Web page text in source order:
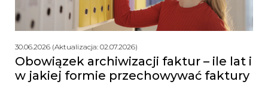
30.06.2026 (Aktualizacja: 02.07.2026)
Obowiązek archiwizacji faktur – ile lat i
w jakiej formie przechowywać faktury